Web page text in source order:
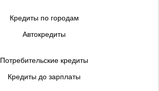
Кредиты по городам
Автокредиты
Потребительские кредиты
Кредиты до зарплаты